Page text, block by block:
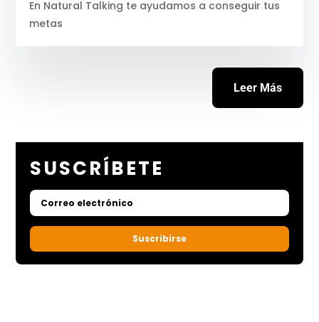
En Natural Talking te ayudamos a conseguir tus
metas
Leer Más
SUSCRÍBETE
Suscribirse